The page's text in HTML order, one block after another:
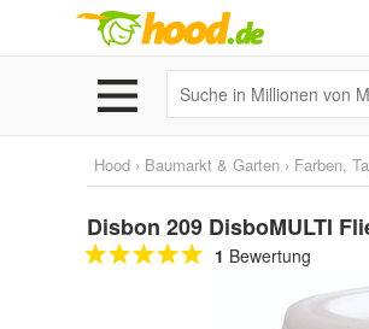
Hood › Baumarkt & Garten › Farben,
Disbon 209 DisboMULTI
1 Bewertung